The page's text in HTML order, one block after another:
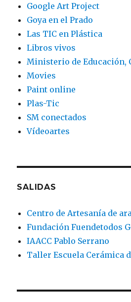
Google Art Project
Goya en el Prado
Las TIC en Plástica
Libros vivos
Ministerio de Educación,
Movies
Paint online
Plas-Tic
SM conectados
Vídeoartes
SALIDAS
Centro de Artesanía de
Fundación Fuendetodos
IAACC Pablo Serrano
Taller Escuela Cerámica